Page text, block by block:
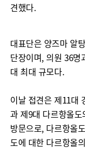
견했다.
대표단은 양즈마 알
단장이며, 의원 36명
대 최대 규모다.
이날 접견은 제11대
과 제9대 다르항올
방문으로, 다르항올
도에 대한 다르항올